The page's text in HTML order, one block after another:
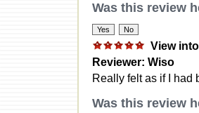
Was this review
View
Reviewer: Wiso
Really felt as if I had
Was this review